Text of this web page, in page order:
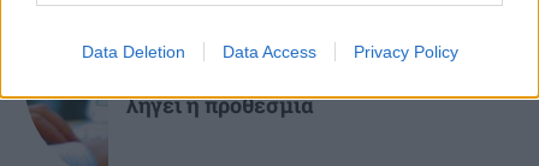
Data Deletion Data Access Privacy Policy
ΟΙΚΟΝΟΜΙΑ
Ενιαία Αίτηση Ενίσχυσης 2025: Άνοιξε
λήγει η προθεσμία